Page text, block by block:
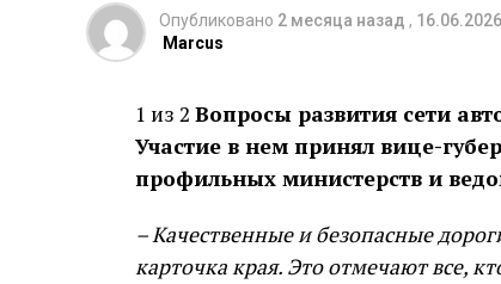
Опубликовано 2 месяца назад , 16.06.2026
Marcus
1 из 2 Вопросы развития сети
Участие в нем принял вице-
профильных министерств и
– Качественные и безопасные
карточка края. Это отмечают все,